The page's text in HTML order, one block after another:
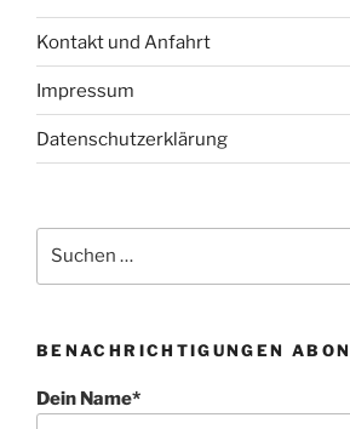
Kontakt und Anfahrt
Impressum
Datenschutzerklärung
nach:
BENACHRICHTIGUNGEN
Dein Name*